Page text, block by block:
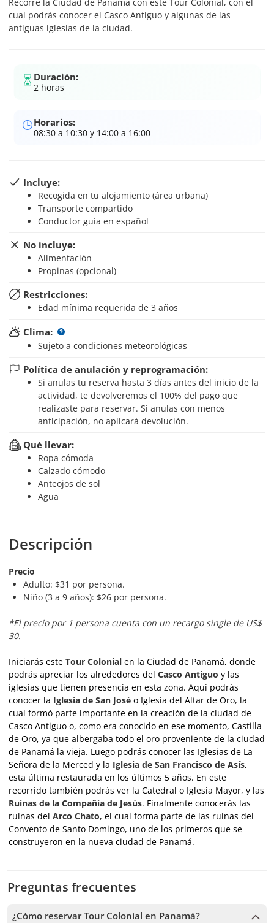
cual podrás conocer el Casco Antiguo y algunas de las
antiguas iglesias de la ciudad.
Duración:
2 horas
Horarios:
08:30 a 10:30 y 14:00 a 16:00
Incluye:
Recogida en tu alojamiento (área urbana)
Transporte compartido
Conductor guía en español
No incluye:
Alimentación
Propinas (opcional)
Restricciones:
Edad mínima requerida de 3 años
Clima:
Sujeto a condiciones meteorológicas
Política de anulación y reprogramación:
Si anulas tu reserva hasta 3 días antes del inicio de la
actividad, te devolveremos el 100% del pago que
realizaste para reservar. Si anulas con menos
anticipación, no aplicará devolución.
Qué llevar:
Ropa cómoda
Calzado cómodo
Anteojos de sol
Agua
Descripción
Precio
Adulto: $31 por persona.
Niño (3 a 9 años): $26 por persona.
​​*El precio por 1 persona cuenta con un recargo single de US$
30.
Iniciarás este Tour Colonial en la Ciudad de Panamá, donde
podrás apreciar los alrededores del Casco Antiguo y las
iglesias que tienen presencia en esta zona. Aquí podrás
conocer la Iglesia de San José o Iglesia del Altar de Oro, la
cual formó parte importante en la creación de la ciudad de
Casco Antiguo o, como era conocido en ese momento, Castilla
de Oro, ya que albergaba todo el oro proveniente de la ciudad
de Panamá la vieja. Luego podrás conocer las Iglesias de La
Señora de la Merced y la Iglesia de San Francisco de Asís,
esta última restaurada en los últimos 5 años. En este
recorrido también podrás ver la Catedral o Iglesia Mayor, y las
Ruinas de la Compañía de Jesús. Finalmente conocerás las
ruinas del Arco Chato, el cual forma parte de las ruinas del
Convento de Santo Domingo, uno de los primeros que se
construyeron en la nueva ciudad de Panamá.
Preguntas frecuentes
¿Cómo reservar Tour Colonial en Panamá?